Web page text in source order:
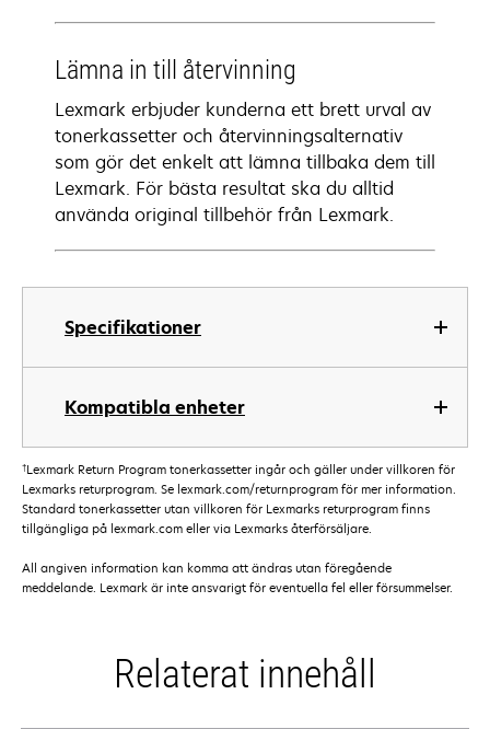
Specifikationer
Kompatibla enheter
Lämna in till återvinning
Lexmark erbjuder kunderna ett brett urval av
tonerkassetter och återvinningsalternativ
som gör det enkelt att lämna tillbaka dem till
Lexmark. För bästa resultat ska du alltid
använda original tillbehör från Lexmark.
†Lexmark Return Program tonerkassetter ingår och gäller under villkoren för
Lexmarks returprogram. Se lexmark.com/returnprogram för mer information.
Standard tonerkassetter utan villkoren för Lexmarks returprogram finns
tillgängliga på lexmark.com eller via Lexmarks återförsäljare.
All angiven information kan komma att ändras utan föregående
meddelande. Lexmark är inte ansvarigt för eventuella fel eller försummelser.
Relaterat innehåll